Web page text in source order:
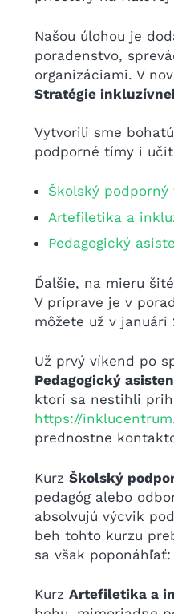
Našou úlohou je
poradenstvo,
organizáciami. V
Stratégie
Vytvorili sme
podporné tímy i
Školský podporný
Artefiletika a
Pedagogický
Ďalšie, na mieru
V príprave je v
môžete už v januári
Už prvý víkend po
Pedagogický
ktorí sa nestihli
https://
prednostne
Kurz Školský
pedagóg alebo
absolvujú výcvik
beh tohto kurzu
sa však poponáhľať:
Kurz Artefiletika a